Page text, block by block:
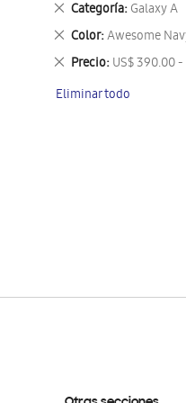
Categoría Galaxy A
Eliminar
este
artículo
Color Awesome
Eliminar
este
artículo
Precio US$ 390.00
Eliminar
artículo
Eliminar todo